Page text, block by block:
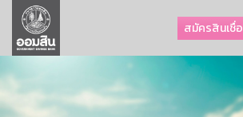
สมัครสินเชื่อ
ลูกค้าธุรกิจ
ลูกค้าผู้ประกอบรายย่อย
ออมเพื่อสุข